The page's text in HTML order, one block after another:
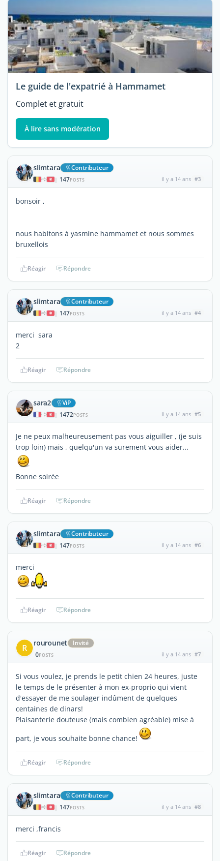
Le guide de l'expatrié à Hammamet
Complet et gratuit
À lire sans modération
slimtara Contributeur
| 147POSTS il y a 14 ans #3
bonsoir ,
nous habitons à yasmine hammamet et nous sommes
bruxellois
Réagir Répondre
slimtara Contributeur
| 147POSTS il y a 14 ans #4
merci sara
2
Réagir Répondre
sara2 ViP
| 1472POSTS il y a 14 ans #5
Je ne peux malheureusement pas vous aiguiller , (je suis
trop loin) mais , quelqu'un va surement vous aider...
Bonne soirée
Réagir Répondre
slimtara Contributeur
| 147POSTS il y a 14 ans #6
merci
Réagir Répondre
R rourounet
Invité
0POSTS il y a 14 ans #7
Si vous voulez, je prends le petit chien 24 heures, juste
le temps de le présenter à mon ex-proprio qui vient
d'essayer de me soulager indûment de quelques
centaines de dinars!
Plaisanterie douteuse (mais combien agréable) mise à
part, je vous souhaite bonne chance!
Réagir Répondre
slimtara Contributeur
| 147POSTS il y a 14 ans #8
merci ,francis
Réagir Répondre